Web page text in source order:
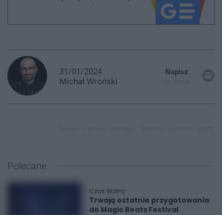
31/01/2024
Michał Wroński
Napisz
Polecane
Czas Wolny
Trwają ostatnie przygotowania
do Magic Beats Festival